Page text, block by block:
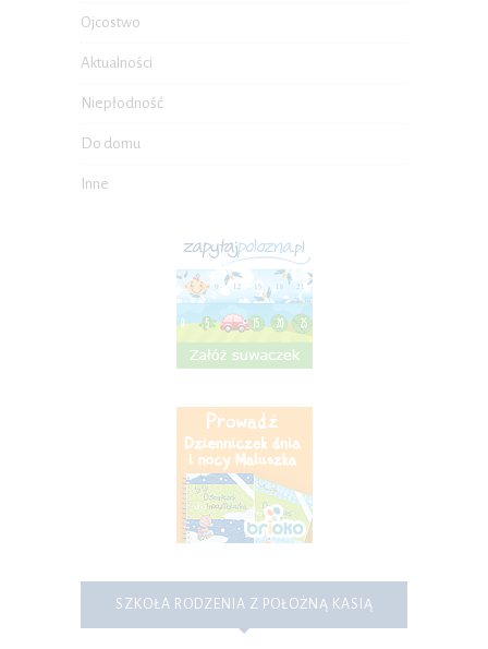
Ojcostwo
Aktualności
Niepłodność
Do domu
Inne
SZKOŁA RODZENIA Z POŁOŻNĄ KASIĄ